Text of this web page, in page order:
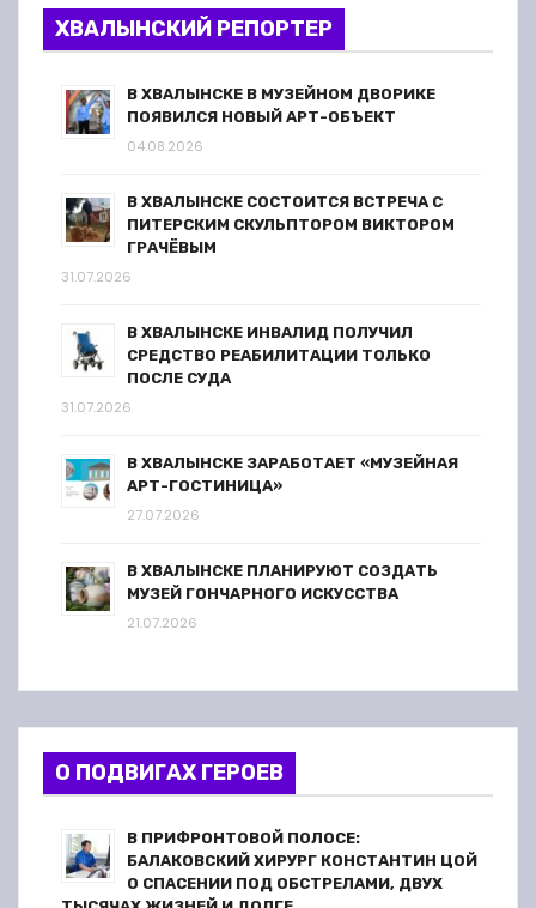
ХВАЛЫНСКИЙ РЕПОРТЕР
В ХВАЛЫНСКЕ В МУЗЕЙНОМ ДВОРИКЕ
ПОЯВИЛСЯ НОВЫЙ АРТ-ОБЪЕКТ
04.08.2026
В ХВАЛЫНСКЕ СОСТОИТСЯ ВСТРЕЧА С
ПИТЕРСКИМ СКУЛЬПТОРОМ ВИКТОРОМ
ГРАЧЁВЫМ
31.07.2026
В ХВАЛЫНСКЕ ИНВАЛИД ПОЛУЧИЛ
СРЕДСТВО РЕАБИЛИТАЦИИ ТОЛЬКО
ПОСЛЕ СУДА
31.07.2026
В ХВАЛЫНСКЕ ЗАРАБОТАЕТ «МУЗЕЙНАЯ
АРТ-ГОСТИНИЦА»
27.07.2026
В ХВАЛЫНСКЕ ПЛАНИРУЮТ СОЗДАТЬ
МУЗЕЙ ГОНЧАРНОГО ИСКУССТВА
21.07.2026
О ПОДВИГАХ ГЕРОЕВ
В ПРИФРОНТОВОЙ ПОЛОСЕ:
БАЛАКОВСКИЙ ХИРУРГ КОНСТАНТИН ЦОЙ
О СПАСЕНИИ ПОД ОБСТРЕЛАМИ, ДВУХ